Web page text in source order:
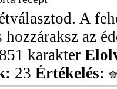
A
hozzáraksz az
851 karakter
23 Értékelés: